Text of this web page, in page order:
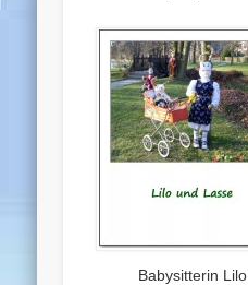
Babysitterin Lilo